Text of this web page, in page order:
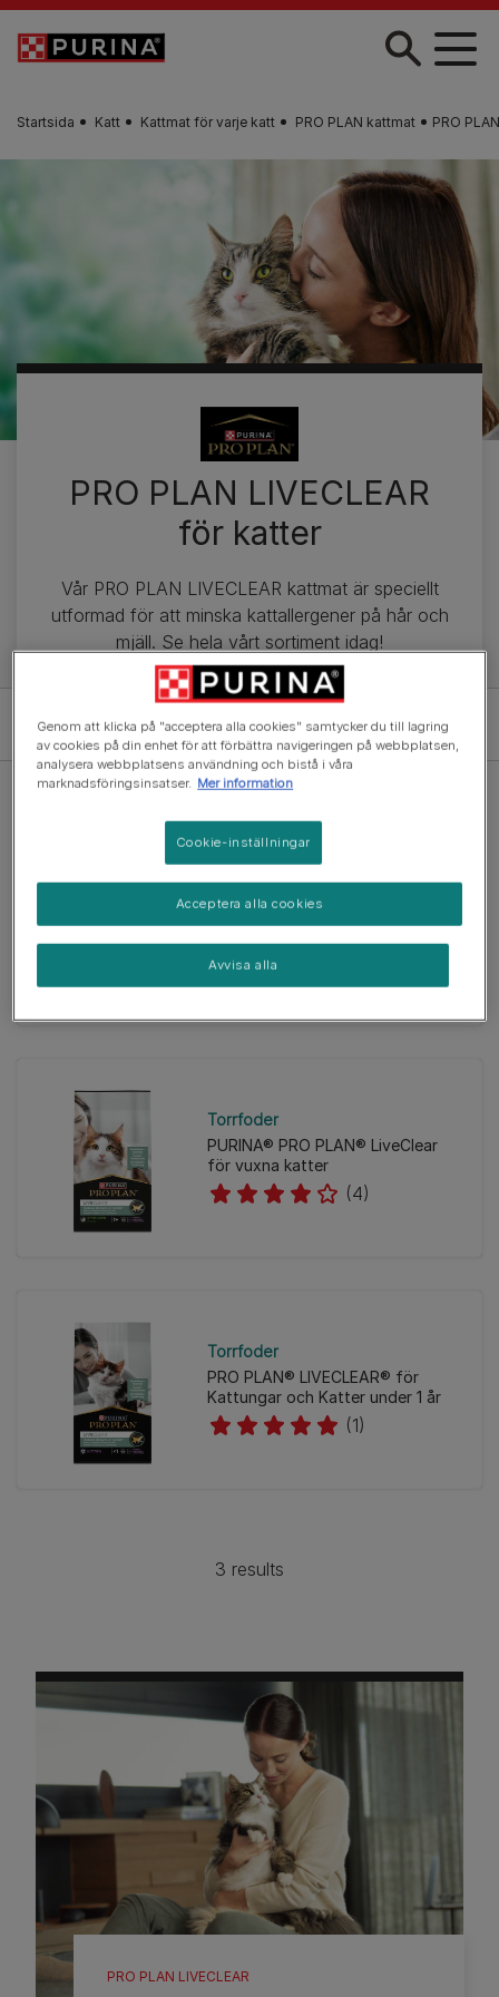
Skip to main content
Startsida Katt Kattmat för varje katt PRO PLAN kattmat PRO
PRO PLAN LIVECLEAR
för katter
Vår PRO PLAN LIVECLEAR kattmat är speciellt
utformad för att minska kattallergener på hår och
mjäll. Se hela vårt sortiment idag!
Filter
Torrfoder
PRO PLAN® LIVECLEAR® för
Torrfoder
PURINA® PRO PLAN® LiveClear
för vuxna katter
(4)
Torrfoder
PRO PLAN® LIVECLEAR® för
Kattungar och Katter under 1 år
(1)
3 results
PRO PLAN LIVECLEAR
Genom att klicka på "acceptera alla cookies" samtycker du till lagring
av cookies på din enhet för att förbättra navigeringen på webbplatsen,
analysera webbplatsens användning och bistå i våra
marknadsföringsinsatser. Mer information
Cookie-inställningar
Avvisa alla
Acceptera alla cookies